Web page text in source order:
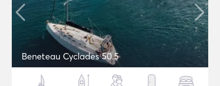
Beneteau Cyclades 50.5